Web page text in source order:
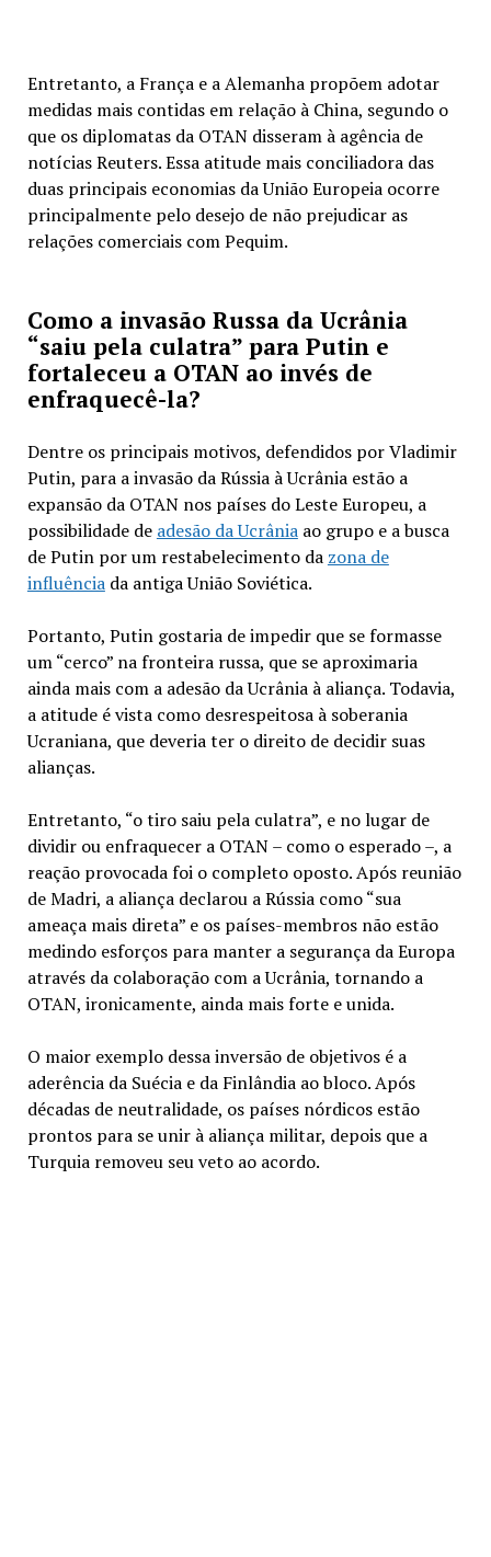
Entretanto, a França e a Alemanha propõem adotar
medidas mais contidas em relação à China, segundo o
que os diplomatas da OTAN disseram à agência de
notícias Reuters. Essa atitude mais conciliadora das
duas principais economias da União Europeia ocorre
principalmente pelo desejo de não prejudicar as
relações comerciais com Pequim.
Como a invasão Russa da Ucrânia
“saiu pela culatra” para Putin e
fortaleceu a OTAN ao invés de
enfraquecê-la?
Dentre os principais motivos, defendidos por Vladimir
Putin, para a invasão da Rússia à Ucrânia estão a
expansão da OTAN nos países do Leste Europeu, a
possibilidade de adesão da Ucrâniaao grupo e a busca
de Putin por um restabelecimento da zona de
influênciada antiga União Soviética.
Portanto, Putin gostaria de impedir que se formasse
um “cerco” na fronteira russa, que se aproximaria
ainda mais com a adesão da Ucrânia à aliança. Todavia,
a atitude é vista como desrespeitosa à soberania
Ucraniana, que deveria ter o direito de decidir suas
alianças.
Entretanto, “o tiro saiu pela culatra”, e no lugar de
dividir ou enfraquecer a OTAN – como o esperado –, a
reação provocada foi o completo oposto. Após reunião
de Madri, a aliança declarou a Rússia como “sua
ameaça mais direta” e os países-membros não estão
medindo esforços para manter a segurança da Europa
através da colaboração com a Ucrânia, tornando a
OTAN, ironicamente, ainda mais forte e unida.
O maior exemplo dessa inversão de objetivos é a
aderência da Suécia e da Finlândia ao bloco. Após
décadas de neutralidade, os países nórdicos estão
prontos para se unir à aliança militar, depois que a
Turquia removeu seu veto ao acordo.